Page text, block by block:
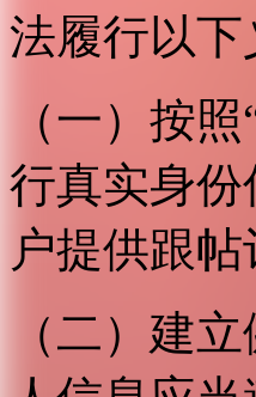
法履行以下
（一）按
行真实身
户提供跟帖
（二）建